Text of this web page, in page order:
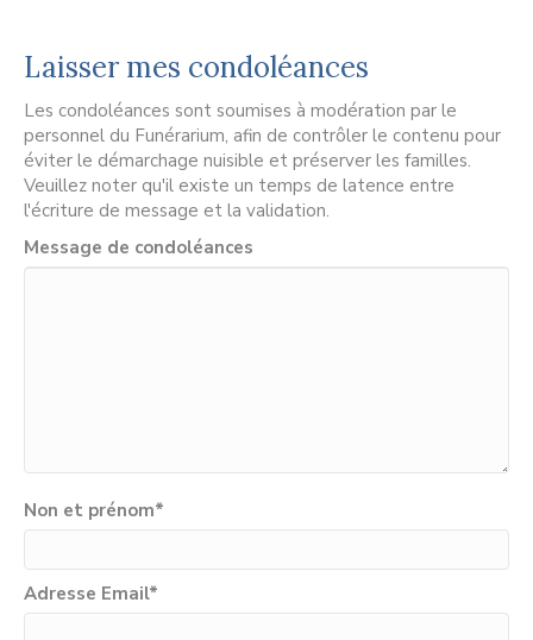
Laisser mes condoléances
Les condoléances sont soumises à modération par le
personnel du Funérarium, afin de contrôler le contenu pour
éviter le démarchage nuisible et préserver les familles.
Veuillez noter qu'il existe un temps de latence entre
l'écriture de message et la validation.
Message de condoléances
Non et prénom*
Adresse Email*